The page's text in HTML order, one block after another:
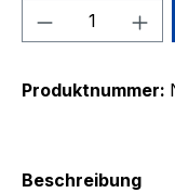
Produkt
Produktnummer:
Beschreibung